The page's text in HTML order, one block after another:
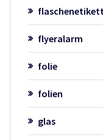
flyeralarm
folie
folien
glas